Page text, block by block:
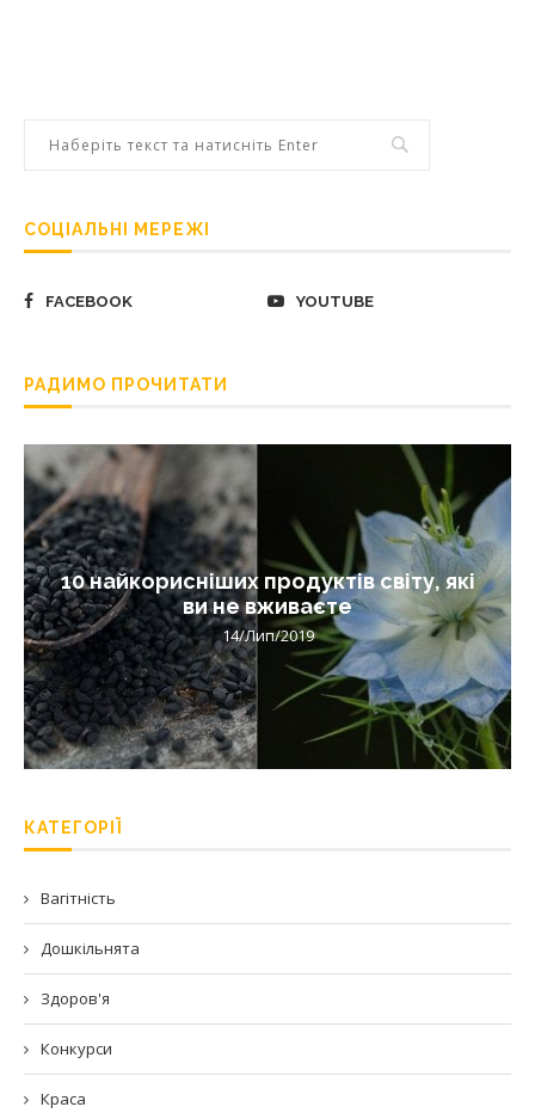
СОЦІАЛЬНІ МЕРЕЖІ
FACEBOOK YOUTUBE
РАДИМО ПРОЧИТАТИ
10 найкорисніших продуктів світу, які
ви не вживаєте
14/Лип/2019
КАТЕГОРІЇ
Вагітність
Дошкільнята
Здоров'я
Конкурси
Краса